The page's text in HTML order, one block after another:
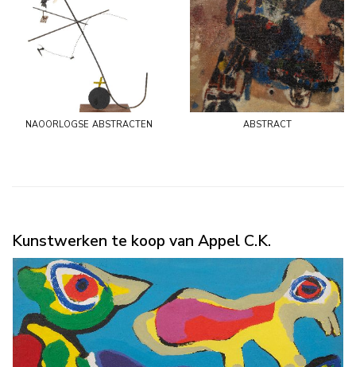
naoorlogse abstracten abstract
Kunstwerken te koop van Appel C.K.